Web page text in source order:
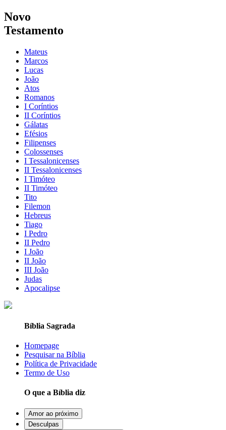
Novo
Testamento
Mateus
Marcos
Lucas
João
Atos
Romanos
I Coríntios
II Coríntios
Gálatas
Efésios
Filipenses
Colossenses
I Tessalonicenses
II Tessalonicenses
I Timóteo
II Timóteo
Tito
Filemon
Hebreus
Tiago
I Pedro
II Pedro
I João
II João
III João
Judas
Apocalipse
Bíblia Sagrada
Homepage
Pesquisar na Bíblia
Política de Privacidade
Termo de Uso
O que a Bíblia diz
Amor ao próximo
Desculpas